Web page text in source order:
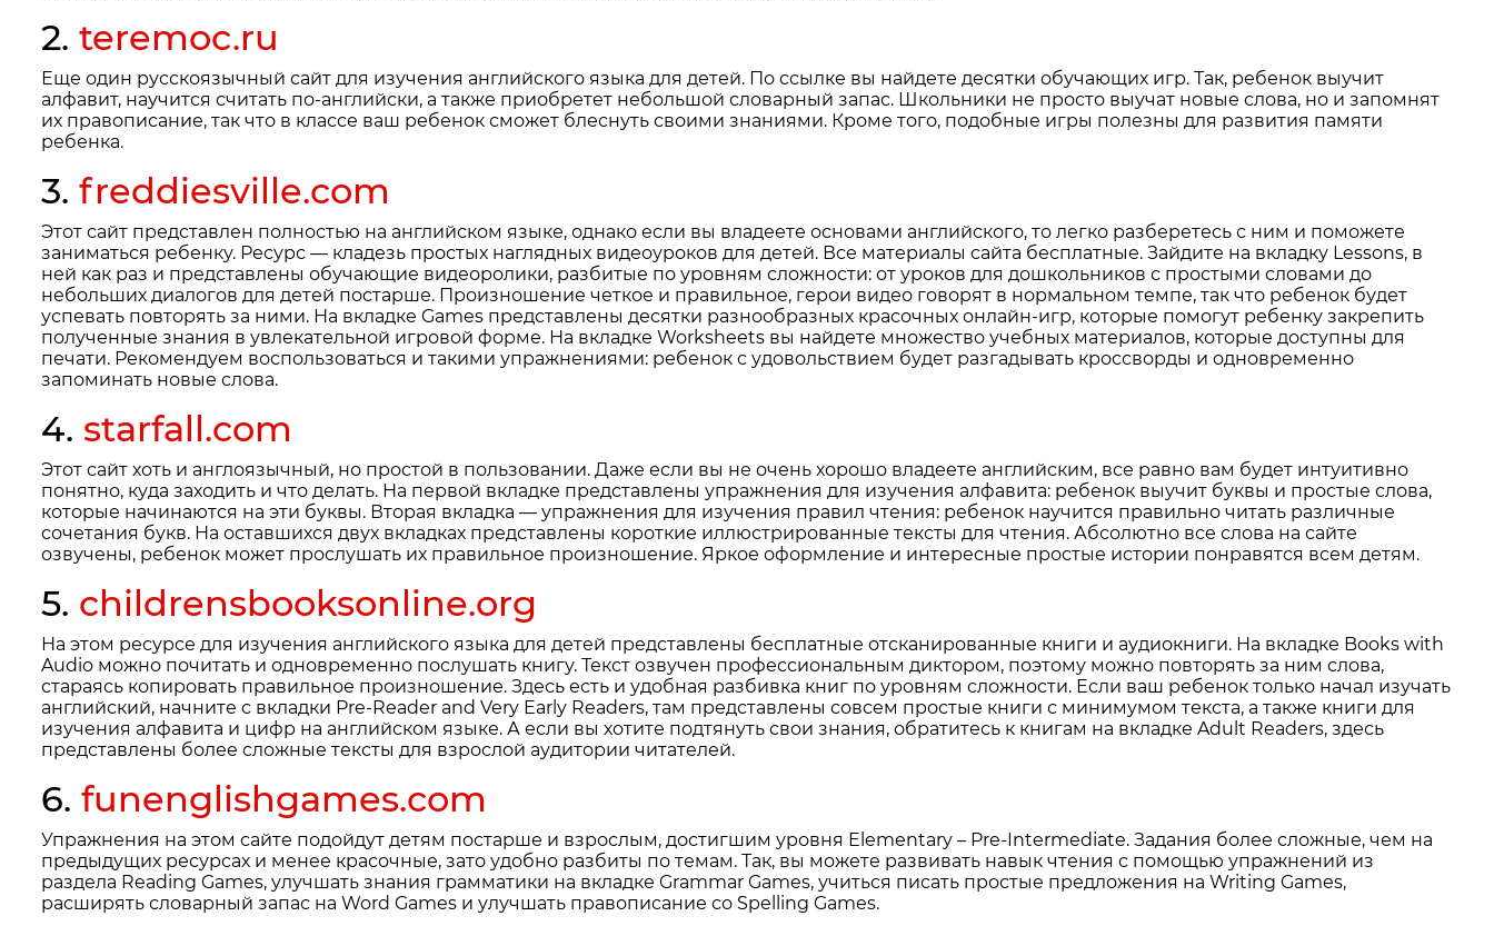
2. teremoc.ru
Еще один русскоязычный сайт для изучения английского языка для детей. По ссылке вы найдете десятки обучающих игр. Так, ребенок выучит
алфавит, научится считать по-английски, а также приобретет небольшой словарный запас. Школьники не просто выучат новые слова, но и запомнят
их правописание, так что в классе ваш ребенок сможет блеснуть своими знаниями. Кроме того, подобные игры полезны для развития памяти
ребенка.
3. freddiesville.com
Этот сайт представлен полностью на английском языке, однако если вы владеете основами английского, то легко разберетесь с ним и поможете
заниматься ребенку. Ресурс — кладезь простых наглядных видеоуроков для детей. Все материалы сайта бесплатные. Зайдите на вкладку Lessons, в
ней как раз и представлены обучающие видеоролики, разбитые по уровням сложности: от уроков для дошкольников с простыми словами до
небольших диалогов для детей постарше. Произношение четкое и правильное, герои видео говорят в нормальном темпе, так что ребенок будет
успевать повторять за ними. На вкладке Games представлены десятки разнообразных красочных онлайн-игр, которые помогут ребенку закрепить
полученные знания в увлекательной игровой форме. На вкладке Worksheets вы найдете множество учебных материалов, которые доступны для
печати. Рекомендуем воспользоваться и такими упражнениями: ребенок с удовольствием будет разгадывать кроссворды и одновременно
запоминать новые слова.
4. starfall.com
Этот сайт хоть и англоязычный, но простой в пользовании. Даже если вы не очень хорошо владеете английским, все равно вам будет интуитивно
понятно, куда заходить и что делать. На первой вкладке представлены упражнения для изучения алфавита: ребенок выучит буквы и простые слова,
которые начинаются на эти буквы. Вторая вкладка — упражнения для изучения правил чтения: ребенок научится правильно читать различные
сочетания букв. На оставшихся двух вкладках представлены короткие иллюстрированные тексты для чтения. Абсолютно все слова на сайте
озвучены, ребенок может прослушать их правильное произношение. Яркое оформление и интересные простые истории понравятся всем детям.
5. childrensbooksonline.org
На этом ресурсе для изучения английского языка для детей представлены бесплатные отсканированные книги и аудиокниги. На вкладке Books with
Audio можно почитать и одновременно послушать книгу. Текст озвучен профессиональным диктором, поэтому можно повторять за ним слова,
стараясь копировать правильное произношение. Здесь есть и удобная разбивка книг по уровням сложности. Если ваш ребенок только начал изучать
английский, начните с вкладки Pre-Reader and Very Early Readers, там представлены совсем простые книги с минимумом текста, а также книги для
изучения алфавита и цифр на английском языке. А если вы хотите подтянуть свои знания, обратитесь к книгам на вкладке Adult Readers, здесь
представлены более сложные тексты для взрослой аудитории читателей.
6. funenglishgames.com
Упражнения на этом сайте подойдут детям постарше и взрослым, достигшим уровня Elementary – Pre-Intermediate. Задания более сложные, чем на
предыдущих ресурсах и менее красочные, зато удобно разбиты по темам. Так, вы можете развивать навык чтения с помощью упражнений из
раздела Reading Games, улучшать знания грамматики на вкладке Grammar Games, учиться писать простые предложения на Writing Games,
расширять словарный запас на Word Games и улучшать правописание со Spelling Games.